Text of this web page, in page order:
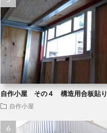
自作小屋 その４ 構造用合板貼り
自作小屋